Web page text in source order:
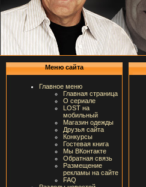
Меню сайта
Главное меню
Главная страница
О сериале
LOST на
мобильный
Магазин одежды
Друзья сайта
Конкурсы
Гостевая книга
Мы ВКонтакте
Обратная связь
Размещение
рекламы на сайте
FAQ